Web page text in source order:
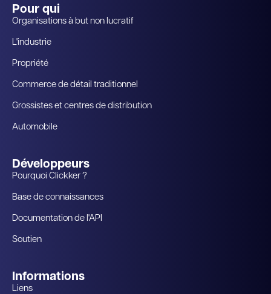
Pour qui
Organisations à but non lucratif
L'industrie
Propriété
Commerce de détail traditionnel
Grossistes et centres de distribution
Automobile
Développeurs
Pourquoi Clickker ?
Base de connaissances
Documentation de l'API
Soutien
Informations
Liens